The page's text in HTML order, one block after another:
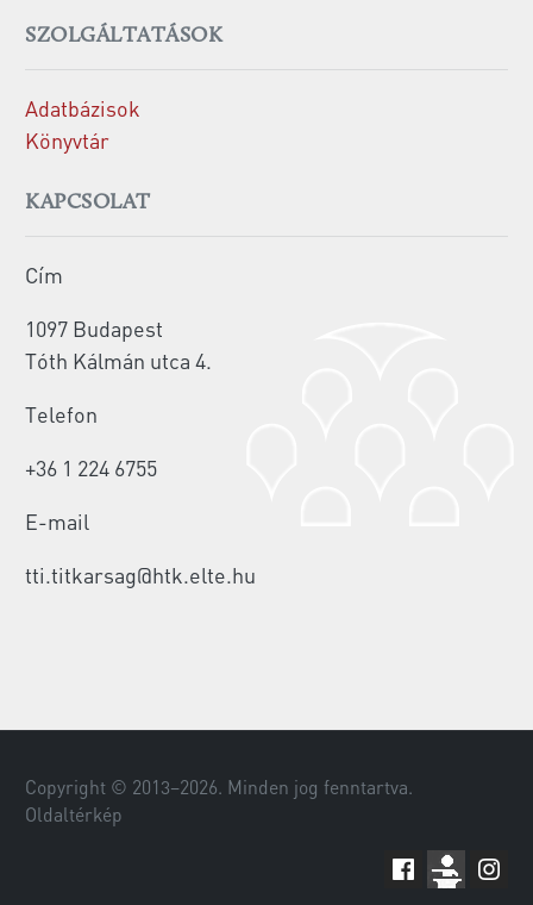
SZOLGÁLTATÁSOK
Adatbázisok
Könyvtár
KAPCSOLAT
Cím
1097 Budapest
Tóth Kálmán utca 4.
Telefon
+36 1 224 6755
E-mail
tti.titkarsag@htk.elte.hu
Copyright © 2013–2026. Minden jog fenntartva.
Oldaltérkép